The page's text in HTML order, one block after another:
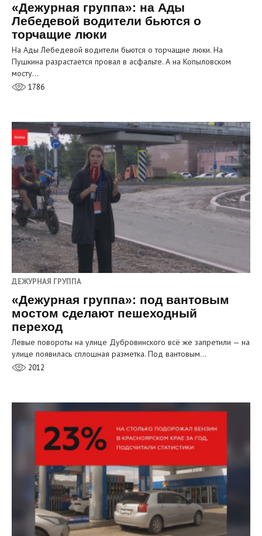
«Дежурная группа»: на Ады
Лебедевой водители бьются о
торчащие люки
На Ады Лебедевой водители бьются о торчащие люки. На
Пушкина разрастается провал в асфальте. А на Копыловском
мосту…
1786
ДЕЖУРНАЯ ГРУППА
«Дежурная группа»: под вантовым
мостом сделают пешеходный
переход
Левые повороты на улице Дубровинского всё же запретили — на
улице появилась сплошная разметка. Под вантовым…
2012